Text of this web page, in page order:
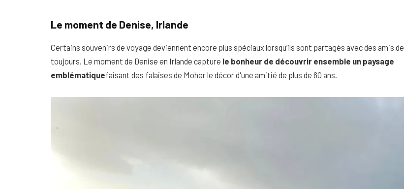
Le moment de Denise, Irlande
Certains souvenirs de voyage deviennent encore plus spéciaux lorsqu’ils sont partagés avec des amis de
toujours. Le moment de Denise en Irlande capture le bonheur de découvrir ensemble un paysage
emblématiquefaisant des falaises de Moher le décor d'une amitié de plus de 60 ans.